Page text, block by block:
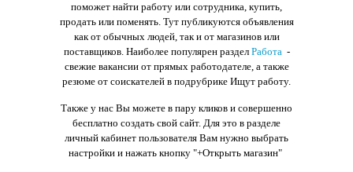
поможет найти работу или сотрудника, купить,
продать или поменять. Тут публикуются объявления
как от обычных людей, так и от магазинов или
поставщиков. Наиболее популярен раздел Работа-
свежие вакансии от прямых работодателе, а также
резюме от соискателей в подрубрике Ищут работу.
Также у нас Вы можете в пару кликов и совершенно
бесплатно создать свой сайт. Для это в разделе
личный кабинет пользователя Вам нужно выбрать
настройки и нажать кнопку "+Открыть магазин"